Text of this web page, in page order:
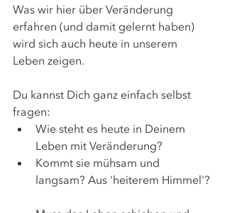
Was wir hier über Veränderung
erfahren (und damit gelernt haben)
wird sich auch heute in unserem
Leben zeigen.
Du kannst Dich ganz einfach selbst
fragen:
Wie steht es heute in Deinem
Leben mit Veränderung?
Kommt sie mühsam und
langsam? Aus 'heiterem Himmel'?